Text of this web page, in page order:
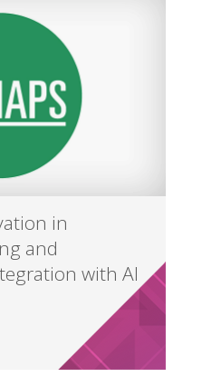
in
and
with AI